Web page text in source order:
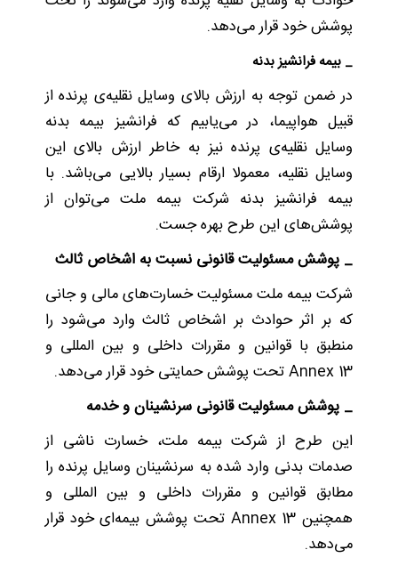
پوشش خود قرار می‌دهد.
_ بیمه فرانشیز بدنه
در ضمن توجه به ارزش بالای وسایل نقلیه‌ی پرنده از
قبیل هواپیما، در می‌یابیم که فرانشیز بیمه بدنه
وسایل نقلیه‌ی پرنده نیز به خاطر ارزش بالای این
وسایل نقلیه، معمولا ارقام بسیار بالایی می‌باشد. با
بیمه فرانشیز بدنه شرکت بیمه ملت می‌توان از
پوشش‌های این طرح بهره جست.
_ پوشش مسئولیت قانونی نسبت به اشخاص ثالث
شرکت بیمه ملت مسئولیت خسارت‌های مالی و جانی
که بر اثر حوادث بر اشخاص ثالث وارد می‌شود را
منطبق با قوانین و مقررات داخلی و بین المللی و
Annex 13 تحت پوشش حمایتی خود قرار می‌دهد.
_ پوشش مسئولیت قانونی سرنشینان و خدمه
این طرح از شرکت بیمه ملت، خسارت ناشی از
صدمات بدنی وارد شده به سرنشینان وسایل پرنده را
مطابق قوانین و مقررات داخلی و بین المللی و
همچنین Annex 13 تحت پوشش بیمه‌ای خود قرار
می‌دهد.